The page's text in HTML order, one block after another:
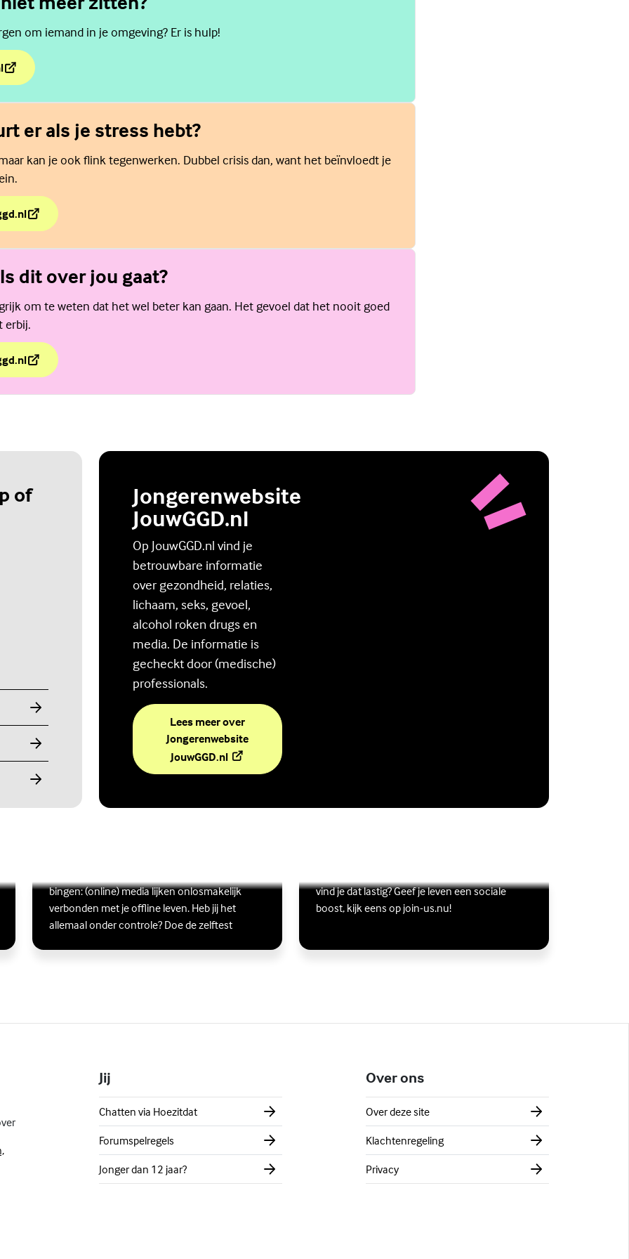
om iemand in je omgeving? Er is hulp!
meer zitten?
er als je stress hebt?
kan je ook flink tegenwerken. Dubbel crisis dan, want het beïnvloedt je
er als je stress hebt?
dit over jou gaat?
om te weten dat het wel beter kan gaan. Het gevoel dat het nooit goed
erbij.
dit over jou gaat?
of
Jongerenwebsite
JouwGGD.nl
Op JouwGGD.nl vind je
betrouwbare informatie
over gezondheid, relaties,
lichaam, seks, gevoel,
alcohol roken drugs en
media. De informatie is
gecheckt door (medische)
professionals.
Lees meer over
Jongerenwebsite
JouwGGD.nl(Externe link)
bingen: (online) media lijken onlosmakelijk
verbonden met je offline leven. Heb jij het
allemaal onder controle? Doe de zelftest
Lees meer over Ben jij digitaal in balans?
(Externe link)
vind je dat lastig? Geef je leven een sociale
boost, kijk eens op join-us.nu!
Lees meer over Vriendschap
(Externe link)
Jij
Chatten via Hoezitdat
Forumspelregels
Jonger dan 12 jaar?
Over ons
Over deze site
Klachtenregeling
Privacy